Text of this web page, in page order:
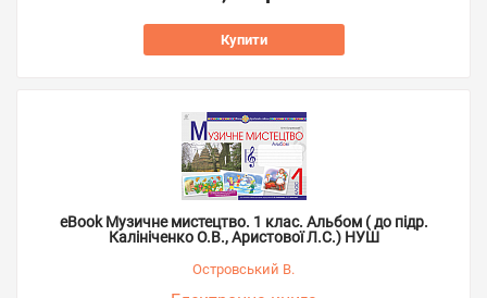
Купити
eBook Музичне мистецтво. 1 клас. Альбом ( до підр.
Калініченко О.В., Аристової Л.С.) НУШ
Островський В.